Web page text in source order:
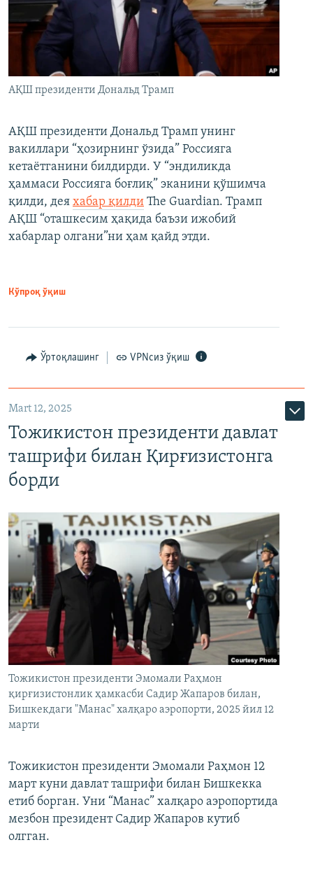
АҚШ президенти Дональд Трамп
АҚШ президенти Дональд Трамп унинг
вакиллари “ҳозирнинг ўзида” Россияга
кетаётганини билдирди. У “эндиликда
ҳаммаси Россияга боғлиқ” эканини қўшимча
қилди, дея хабар қилди The Guardian. Трамп
АҚШ “оташкесим ҳақида баъзи ижобий
хабарлар олгани”ни ҳам қайд этди.
Кўпроқ ўқиш
Ўртоқлашинг VPNсиз ўқиш
Mart 12, 2025
Тожикистон президенти давлат
ташрифи билан Қирғизистонга
борди
Тожикистон президенти Эмомали Раҳмон
қирғизистонлик ҳамкасби Садир Жапаров билан,
Бишкекдаги "Манас" халқаро аэропорти, 2025 йил 12
марти
Тожикистон президенти Эмомали Раҳмон 12
март куни давлат ташрифи билан Бишкекка
етиб борган. Уни “Манас” халқаро аэропортида
мезбон президент Садир Жапаров кутиб
олгган.